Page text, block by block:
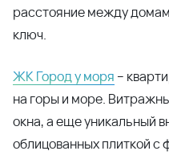
расстояние между
ключ.
ЖК Город у моря –
на горы и море.
окна, а еще уникальный
облицованных плиткой с